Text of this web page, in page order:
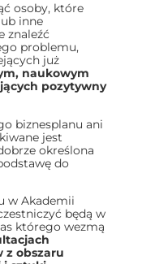
osoby, które
inne
znaleźć
problemu,
już
naukowym
pozytywny
biznesplanu ani
jest
określona
do
w Akademii
będą w
którego wezmą
z obszaru